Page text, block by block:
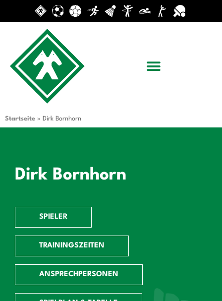
Startseite » Dirk Bornhorn
Dirk Bornhorn
SPIELER
TRAININGSZEITEN
ANSPRECHPERSONEN